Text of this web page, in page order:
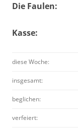
Die Faulen:
Kasse:
diese Woche:
insgesamt:
beglichen:
verfeiert: